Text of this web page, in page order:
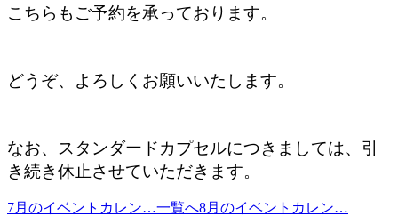
こちらもご予約を承っております。
どうぞ、よろしくお願いいたします。
なお、スタンダードカプセルにつきましては、引
き続き休止させていただきます。
7月のイベントカレン…一覧へ8月のイベントカレン…